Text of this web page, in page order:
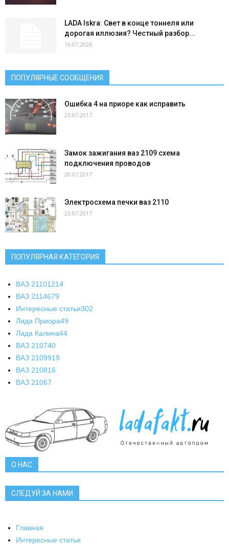
LADA Iskra: Свет в конце тоннеля или
дорогая иллюзия? Честный разбор...
16.07.2026
ПОПУЛЯРНЫЕ СООБЩЕНИЯ
Ошибка 4 на приоре как исправить
23.07.2017
Замок зажигания ваз 2109 схема
подключения проводов
20.07.2017
Электросхема печки ваз 2110
23.07.2017
ПОПУЛЯРНАЯ КАТЕГОРИЯ
ВАЗ 21101214
ВАЗ 2114679
Интересные статьи302
Лада Приора49
Лада Калина44
ВАЗ 210740
ВАЗ 2109919
ВАЗ 210816
ВАЗ 21067
О НАС
СЛЕДУЙ ЗА НАМИ
Главная
Интересные статьи